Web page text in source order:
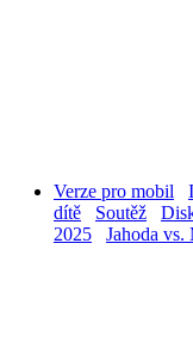
Verze pro mobil
dítě
Soutěž
2025
Jahoda vs.